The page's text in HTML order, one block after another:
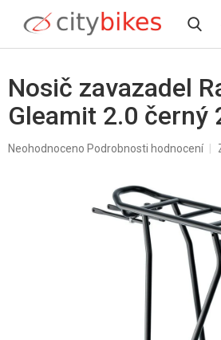
obsah
Nosič zavazadel
Gleamit 2.0 černý
Průměrné
Neohodnoceno Podrobnosti hodnocení